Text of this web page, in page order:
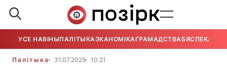
УСЕ НАВІНЫПАЛІТЫКАЭКАНОМІКАГРАМАДСТВАБЯСПЕКА
Палітыка 31.07.2025 10:21